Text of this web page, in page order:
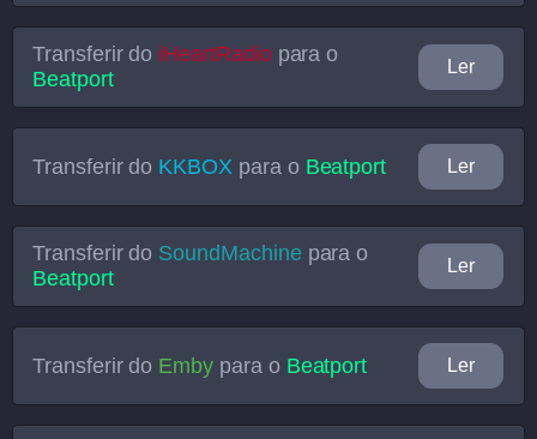
Transferir do iHeartRadiopara o
Beatport
Ler
Transferir do KKBOX para o Beatport Ler
Transferir do SoundMachine para o
Beatport
Ler
Transferir do Emby para o Beatport Ler